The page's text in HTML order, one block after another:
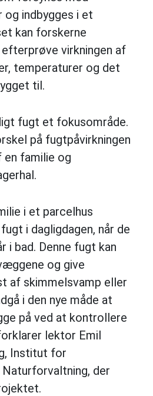
indbygges i et
kan forskerne
virkningen af
temperaturer og det
til.
fugt et fokusområde.
på fugtpåvirkningen
en familie og
i et parcelhus
i dagligdagen, når de
i bad. Denne fugt kan
og give
af skimmelsvamp eller
i den nye måde at
på ved at kontrollere
lektor Emil
Institut for
der